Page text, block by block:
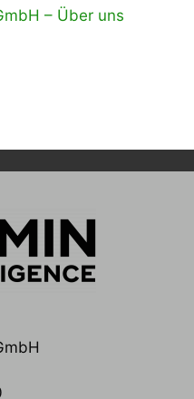
– Über uns